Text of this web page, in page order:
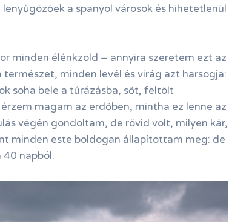
a spanyol városok és hihetetlenül
minden élénkzöld – annyira szeretem ezt az
minden levél és virág azt harsogja:
soha bele a túrázásba, sőt, feltölt
magam az erdőben, mintha ez lenne az
végén gondoltam, de rövid volt, milyen kár,
minden este boldogan állapítottam meg: de
40 napból.